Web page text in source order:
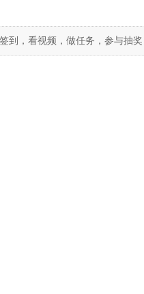
，看视频，做任务，参与抽奖